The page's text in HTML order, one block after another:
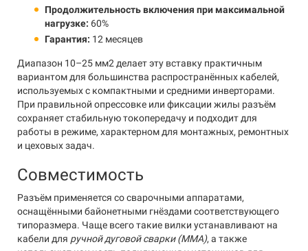
Продолжительность включения при максимальной
нагрузке: 60%
Гарантия: 12 месяцев
Диапазон 10–25 мм2 делает эту вставку практичным
вариантом для большинства распространённых кабелей,
используемых с компактными и средними инверторами.
При правильной опрессовке или фиксации жилы разъём
сохраняет стабильную токопередачу и подходит для
работы в режиме, характерном для монтажных, ремонтных
и цеховых задач.
Совместимость
Разъём применяется со сварочными аппаратами,
оснащёнными байонетными гнёздами соответствующего
типоразмера. Чаще всего такие вилки устанавливают на
кабели для ручной дуговой сварки (MMA), а также